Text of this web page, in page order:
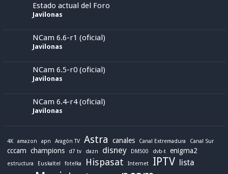
Estado actual del Foro
Javilonas
NCam 6.6-r1 (oficial)
Javilonas
NCam 6.5-r0 (oficial)
Javilonas
NCam 6.4-r4 (oficial)
Javilonas
4K amazon apn Aragón TV Astra canales Canal Extremadura Canal Sur
cccam champions d7 tv dazn disney DM500 dvb-t enigma2
estructura Euskaltel fotelka Hispasat Internet IPTV lista